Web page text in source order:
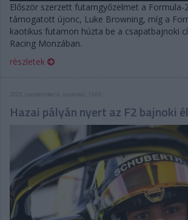
Először szerzett futamgyőzelmet a Formula-
támogatott újonc, Luke Browning, míg a
kaotikus futamon húzta be a csapatbajnoki
Racing Monzában.
részletek
2025. szeptember 6. szombat, 15:05
Hazai pályán nyert az F2 bajnoki